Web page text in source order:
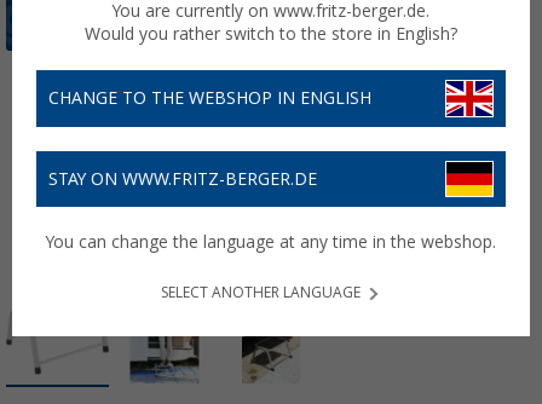
You are currently on www.fritz-berger.de.
Would you rather switch to the store in English?
CHANGE TO THE WEBSHOP IN ENGLISH
STAY ON WWW.FRITZ-BERGER.DE
You can change the language at any time in the webshop.
SELECT ANOTHER LANGUAGE